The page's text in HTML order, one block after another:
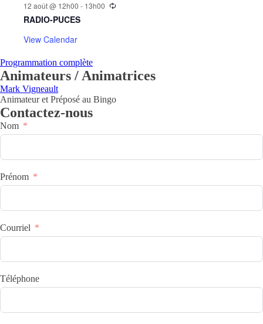
12 août @ 12h00 - 13h00
RADIO-PUCES
View Calendar
Programmation complète
Animateurs / Animatrices
Mark Vigneault
Animateur et Préposé au Bingo
Contactez-nous
Nom
Prénom
Courriel
Téléphone